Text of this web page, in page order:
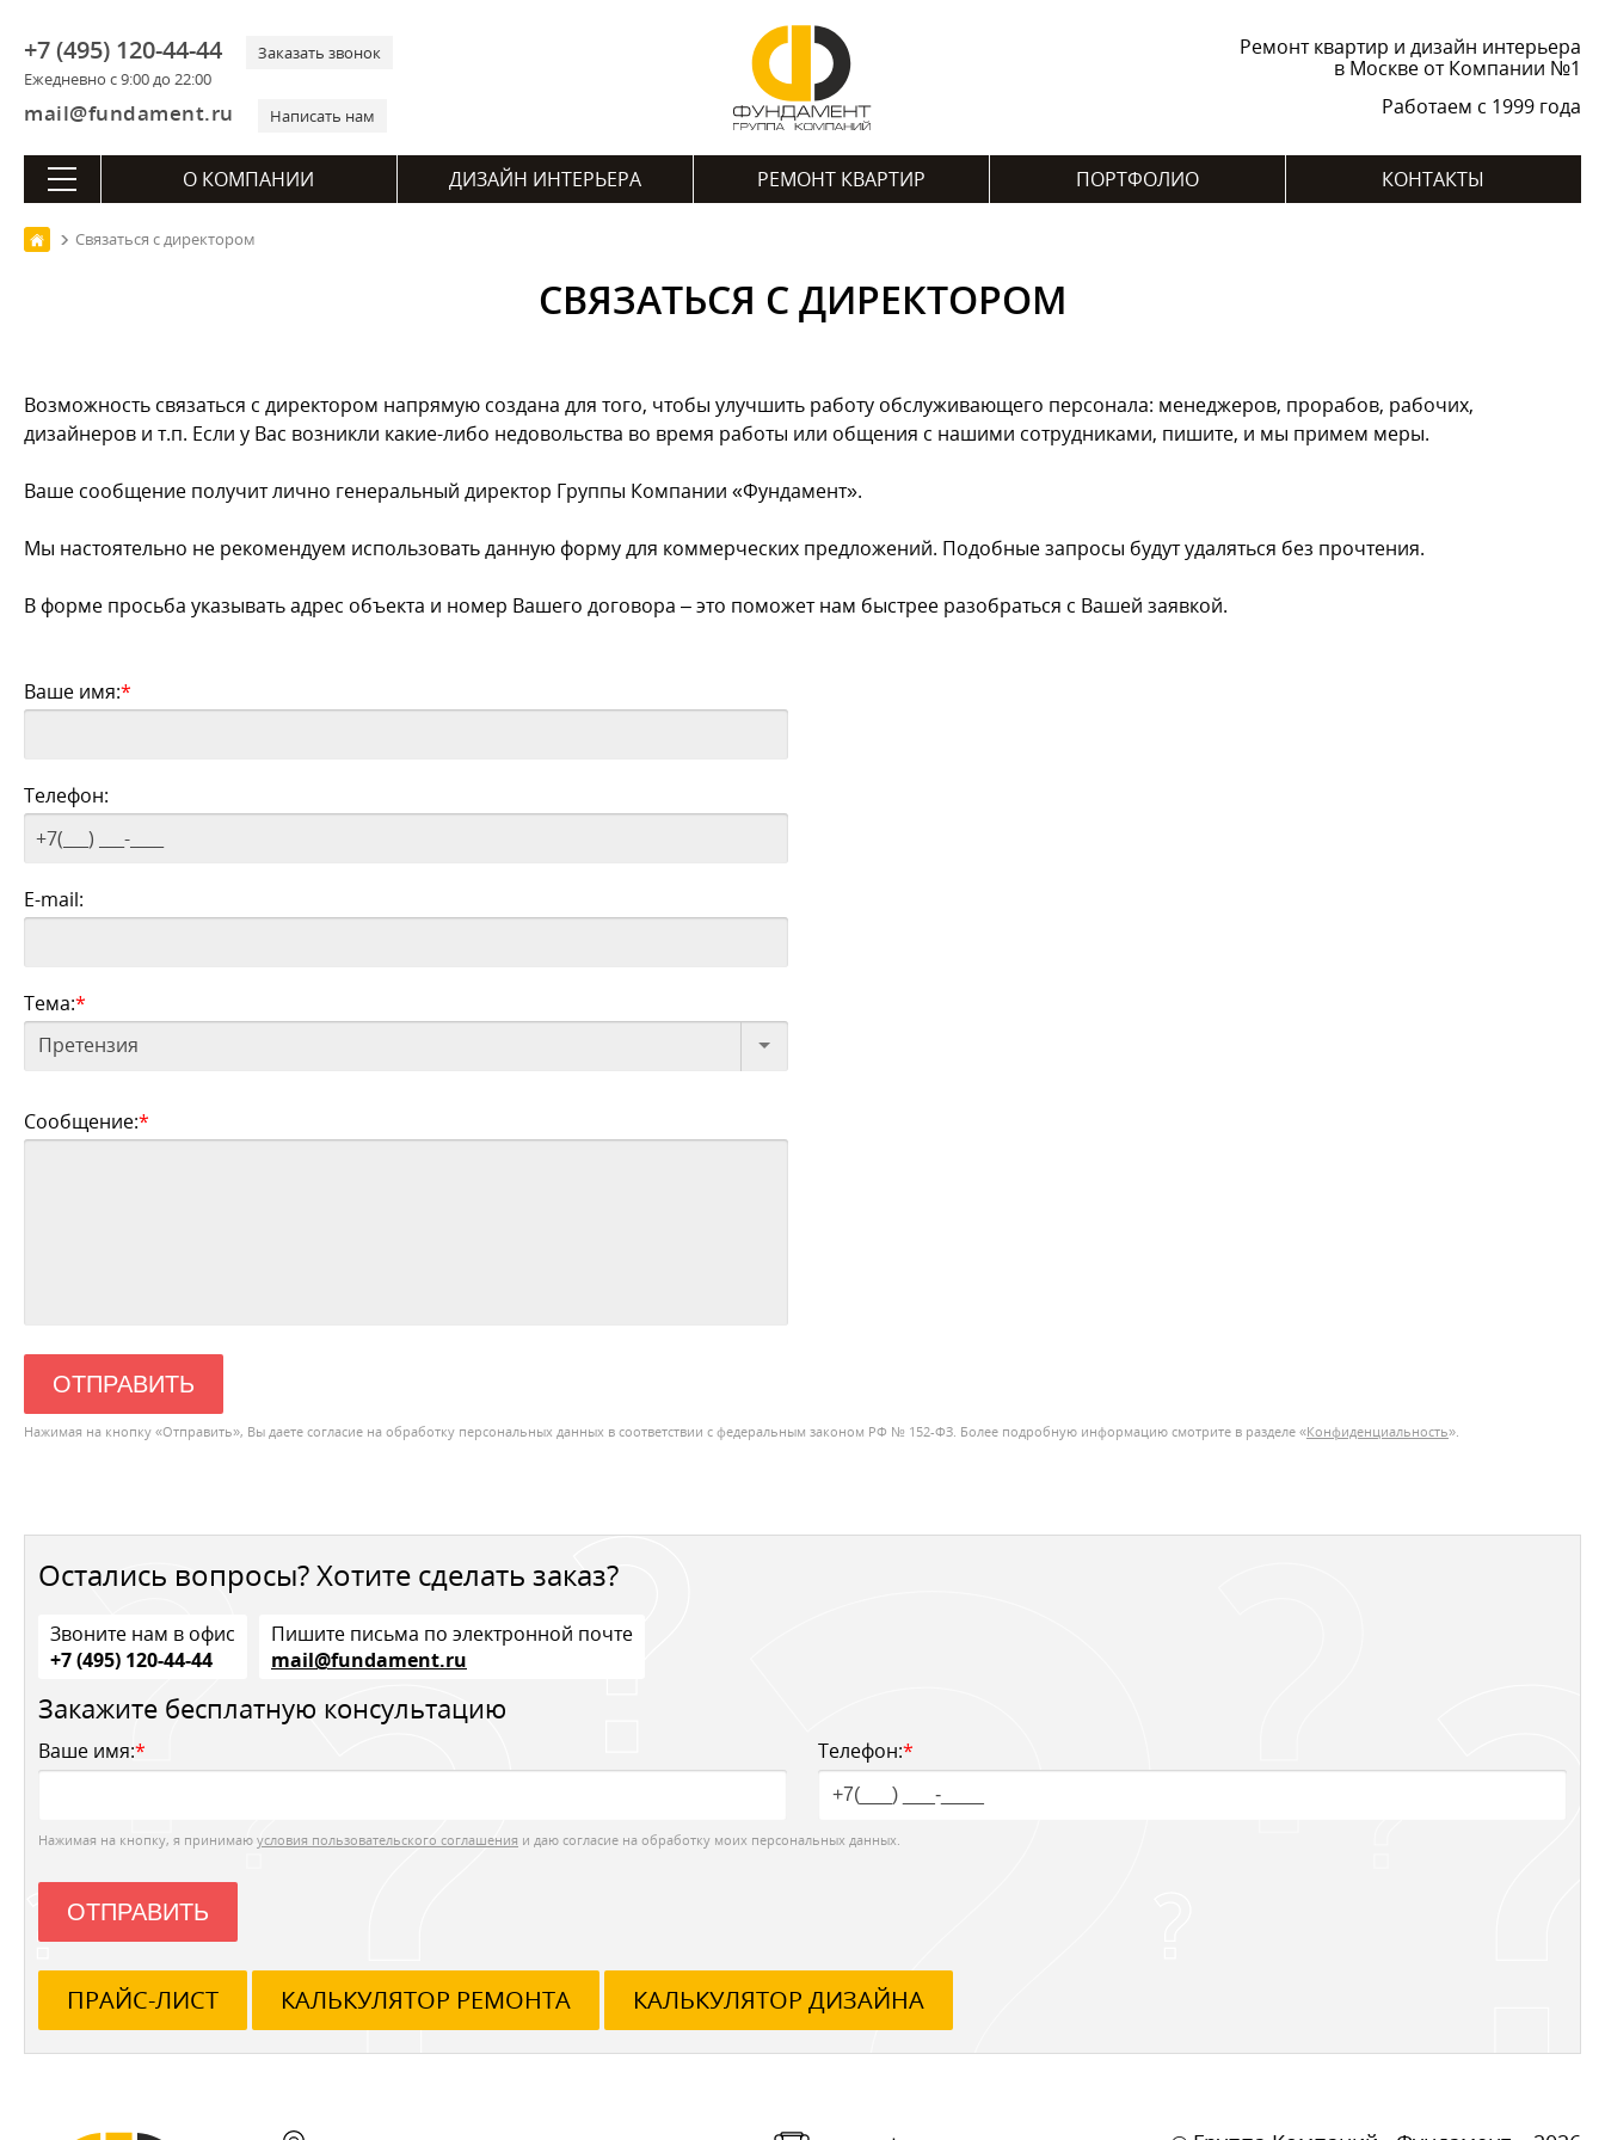
+7 (495) 120-44-44
Ежедневно с 9:00 до 22:00
Заказать звонок
mail@fundament.ru Написать нам
Ремонт квартир и дизайн интерьера
в Москве от Компании №1
Работаем с 1999 года
О КОМПАНИИ ДИЗАЙН ИНТЕРЬЕРА РЕМОНТ КВАРТИР ПОРТФОЛИО КОНТАКТЫ
Связаться с директором
СВЯЗАТЬСЯ С ДИРЕКТОРОМ
Возможность связаться с директором напрямую создана для того, чтобы улучшить работу обслуживающего персонала: менеджеров, прорабов, рабочих,
дизайнеров и т.п. Если у Вас возникли какие-либо недовольства во время работы или общения с нашими сотрудниками, пишите, и мы примем меры.
Ваше сообщение получит лично генеральный директор Группы Компании «Фундамент».
Мы настоятельно не рекомендуем использовать данную форму для коммерческих предложений. Подобные запросы будут удаляться без прочтения.
В форме просьба указывать адрес объекта и номер Вашего договора – это поможет нам быстрее разобраться с Вашей заявкой.
Ваше имя:*
Телефон:
E-mail:
Тема:*
Претензия
Сообщение:*
ОТПРАВИТЬ
Нажимая на кнопку «Отправить», Вы даете согласие на обработку персональных данных в соответствии с федеральным законом РФ № 152-ФЗ. Более подробную информацию смотрите в разделе «Конфиденциальность».
Остались вопросы? Хотите сделать заказ?
Звоните нам в офис
+7 (495) 120-44-44
Пишите письма по электронной почте
mail@fundament.ru
Закажите бесплатную консультацию
Ваше имя:* Телефон:*
Нажимая на кнопку, я принимаю условия пользовательского соглашения и даю согласие на обработку моих персональных данных.
ОТПРАВИТЬ
ПРАЙС-ЛИСТ КАЛЬКУЛЯТОР РЕМОНТА КАЛЬКУЛЯТОР ДИЗАЙНА